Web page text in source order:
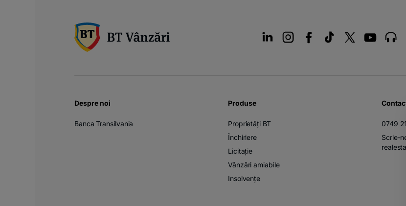
Despre noi
Banca Transilvania
Produse
Proprietăți BT
Închiriere
Licitație
Vânzări amiabile
Insolvențe
0749
Scrie-